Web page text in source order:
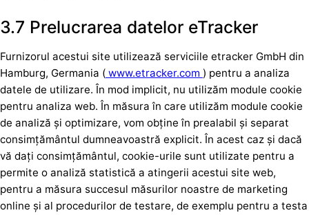
3.7 Prelucrarea datelor eTracker
Furnizorul acestui site utilizează serviciile etracker GmbH din
Hamburg, Germania ( www.etracker.com ) pentru a analiza
datele de utilizare. În mod implicit, nu utilizăm module cookie
pentru analiza web. În măsura în care utilizăm module cookie
de analiză și optimizare, vom obține în prealabil și separat
consimțământul dumneavoastră explicit. În acest caz și dacă
vă dați consimțământul, cookie-urile sunt utilizate pentru a
permite o analiză statistică a atingerii acestui site web,
pentru a măsura succesul măsurilor noastre de marketing
online și al procedurilor de testare, de exemplu pentru a testa